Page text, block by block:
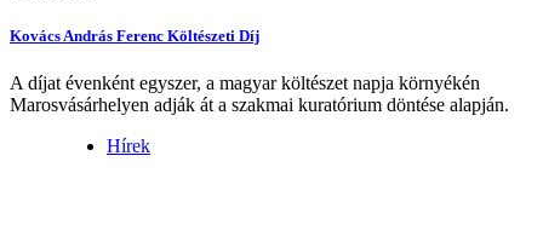
Kovács András Ferenc Költészeti Díj
A díjat évenként egyszer, a magyar költészet napja környékén
Marosvásárhelyen adják át a szakmai kuratórium döntése alapján.
Hírek